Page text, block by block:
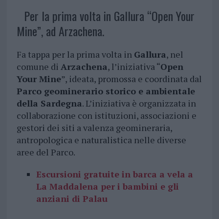
Per la prima volta in Gallura “Open Your
Mine”, ad Arzachena.
Fa tappa per la prima volta in Gallura, nel
comune di Arzachena, l’iniziativa “Open
Your Mine”, ideata, promossa e coordinata dal
Parco geominerario storico e ambientale
della Sardegna. L’iniziativa è organizzata in
collaborazione con istituzioni, associazioni e
gestori dei siti a valenza geomineraria,
antropologica e naturalistica nelle diverse
aree del Parco.
Escursioni gratuite in barca a vela a
La Maddalena per i bambini e gli
anziani di Palau